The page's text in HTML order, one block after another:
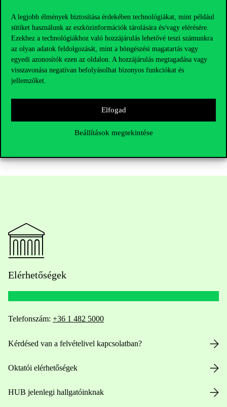
A legjobb élmények biztosítása érdekében technológiákat, mint például
sütiket használunk az eszközinformációk tárolására és/vagy elérésére.
Ezekhez a technológiákhoz való hozzájárulás lehetővé teszi számunkra
az olyan adatok feldolgozását, mint a böngészési magatartás vagy
egyedi azonosítók ezen az oldalon. A hozzájárulás megtagadása vagy
visszavonása negatívan befolyásolhat bizonyos funkciókat és
jellemzőket.
Elfogad
Beállítások megtekintése
Hírek és események
Elérhetőségek
Telefonszám: +36 1 482 5000
Kérdésed van a felvételivel kapcsolatban?
Oktatói elérhetőségek
HUB jelenlegi hallgatóinknak